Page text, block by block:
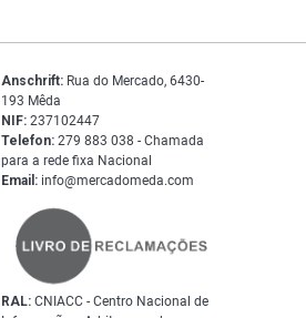
Anschrift: Rua do Mercado, 6430-
193 Mêda
NIF: 237102447
Telefon: 279 883 038 - Chamada
para a rede fixa Nacional
Email: info@mercadomeda.com
RAL: CNIACC - Centro Nacional de